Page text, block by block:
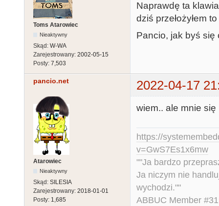
Toms Atarowiec
Nieaktywny
Skąd: W-WA
Zarejestrowany: 2002-05-15
Posty: 7,503
Naprawdę ta
dziś przełożyłem
Pancio, jak byś się
pancio.net 2022-04-17
Atarowiec
Nieaktywny
Skąd: SILESIA
Zarejestrowany: 2018-01-01
Posty: 1,685
wiem.. ale mnie
https://
v=GwS7Es1x6mw
""Ja bardzo
Ja niczym nie
wychodzi.""
ABBUC Member